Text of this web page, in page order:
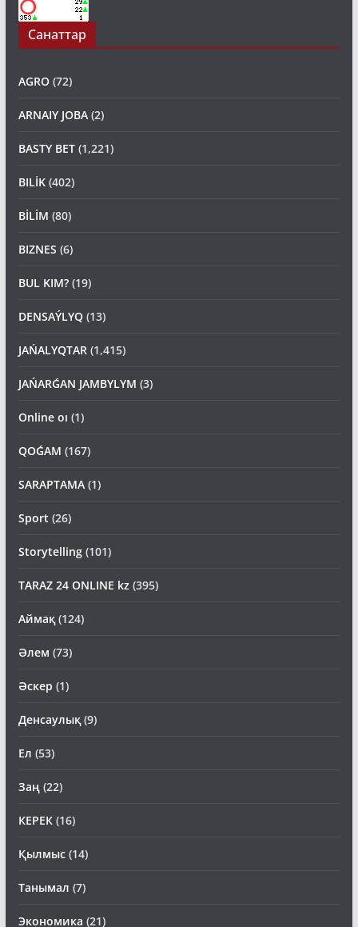
Санаттар
AGRO(72)
ARNAIY JOBA(2)
BASTY BET(1,221)
BILİK(402)
BİLİM (80)
BIZNES (6)
BUL KIM?(19)
DENSAÝLYQ(13)
JAŃALYQTAR(1,415)
JAŃARǴAN JAMBYLYM (3)
Online oı (1)
QOǴAM (167)
SARAPTAMA(1)
Sport (26)
Storytelling(101)
TARAZ 24 ONLINE kz(395)
Аймақ(124)
Әлем (73)
Әскер (1)
Денсаулық(9)
Ел (53)
Заң(22)
КЕРЕК(16)
Қылмыс(14)
Танымал (7)
Экономика (21)